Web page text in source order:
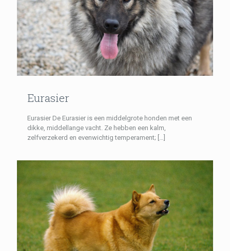
Eurasier
Eurasier De Eurasier is een middelgrote honden met een
dikke, middellange vacht. Ze hebben een kalm,
zelfverzekerd en evenwichtig temperament; […]